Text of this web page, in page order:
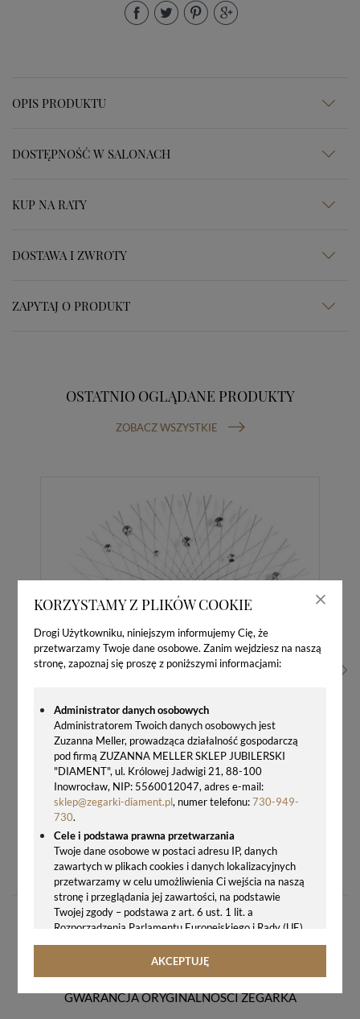
KORZYSTAMY Z PLIKÓW COOKIE
Drogi Użytkowniku, niniejszym informujemy Cię, że
przetwarzamy Twoje dane osobowe. Zanim wejdziesz na naszą
stronę, zapoznaj się proszę z poniższymi informacjami:
Administrator danych osobowych
Administratorem Twoich danych osobowych jest
Zuzanna Meller, prowadząca działalność gospodarczą
pod firmą ZUZANNA MELLER SKLEP JUBILERSKI
"DIAMENT", ul. Królowej Jadwigi 21, 88-100
Inowrocław, NIP: 5560012047, adres e-mail:
sklep@zegarki-diament.pl, numer telefonu:730-949-
730.
Cele i podstawa prawna przetwarzania
Twoje dane osobowe w postaci adresu IP, danych
zawartych w plikach cookies i danych lokalizacyjnych
przetwarzamy w celu umożliwienia Ci wejścia na naszą
stronę i przeglądania jej zawartości, na podstawie
Twojej zgody – podstawa z art. 6 ust. 1 lit. a
Rozporządzenia Parlamentu Europejskiego i Rady (UE)
2016/679 z 27.04.2016 r. w sprawie ochrony osób
fizycznych w związku z przetwarzaniem danych
rozporządzenie o ochronie danych, tj. RODO).
AKCEPTUJĘ
OPIS PRODUKTU
DOSTĘPNOŚĆ W SALONACH
KUP NA RATY
DOSTAWA I ZWROTY
ZAPYTAJ O PRODUKT
OSTATNIO OGLĄDANE PRODUKTY
ZOBACZ WSZYSTKIE
364,00 zł
GWARANCJA ORYGINALNOŚCI ZEGARKA